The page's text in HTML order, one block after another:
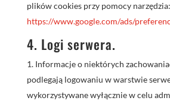
plików cookies przy pomocy narzędzia:
https://www.google.com/ads/
4. Logi serwera.
Informacje o niektórych
podlegają logowaniu w warstwie
wykorzystywane wyłącznie w celu